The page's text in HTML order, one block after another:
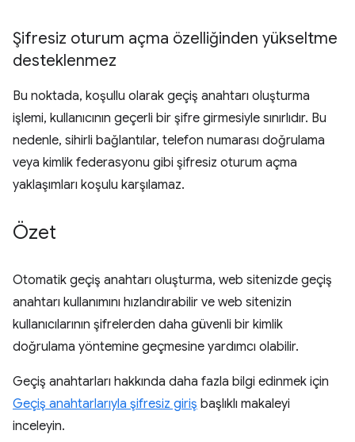
Şifresiz oturum açma özelliğinden yükseltme
desteklenmez
Bu noktada, koşullu olarak geçiş anahtarı oluşturma
işlemi, kullanıcının geçerli bir şifre girmesiyle sınırlıdır. Bu
nedenle, sihirli bağlantılar, telefon numarası doğrulama
veya kimlik federasyonu gibi şifresiz oturum açma
yaklaşımları koşulu karşılamaz.
Özet
Otomatik geçiş anahtarı oluşturma, web sitenizde geçiş
anahtarı kullanımını hızlandırabilir ve web sitenizin
kullanıcılarının şifrelerden daha güvenli bir kimlik
doğrulama yöntemine geçmesine yardımcı olabilir.
Geçiş anahtarları hakkında daha fazla bilgi edinmek için
Geçiş anahtarlarıyla şifresiz giriş başlıklı makaleyi
inceleyin.